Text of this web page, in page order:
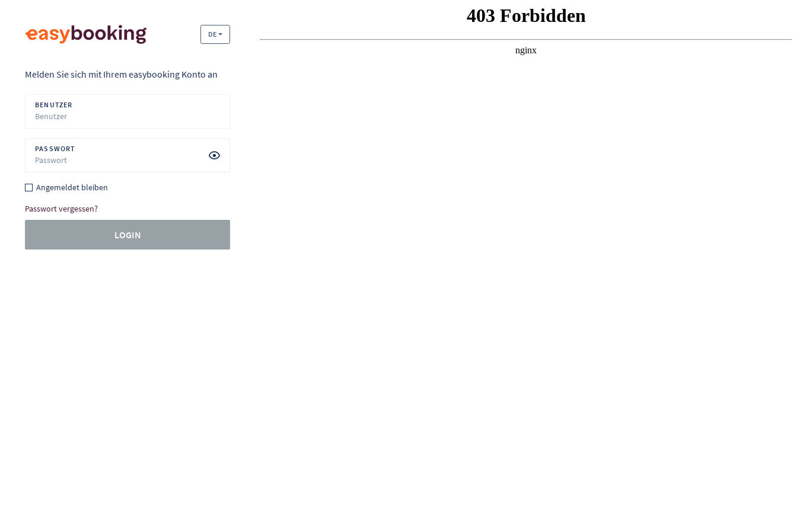
DE
Melden Sie sich mit Ihrem easybooking Konto an
BENUTZER
PASSWORT
Angemeldet bleiben
Passwort vergessen?
LOGIN